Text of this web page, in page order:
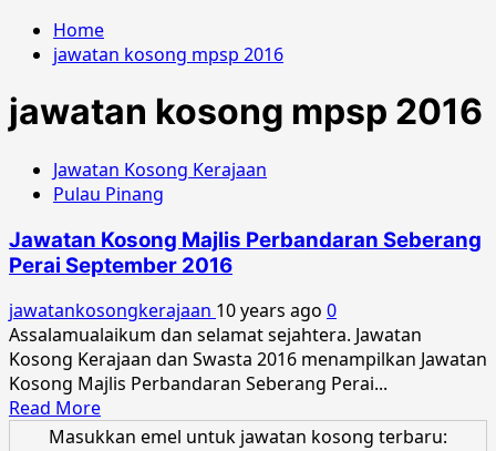
Home
jawatan kosong mpsp 2016
jawatan kosong mpsp 2016
Jawatan Kosong Kerajaan
Pulau Pinang
Jawatan Kosong Majlis Perbandaran Seberang
Perai September 2016
jawatankosongkerajaan 10 years ago 0
Assalamualaikum dan selamat sejahtera. Jawatan
Kosong Kerajaan dan Swasta 2016 menampilkan Jawatan
Kosong Majlis Perbandaran Seberang Perai...
Read MoreRead
more
Masukkan emel untuk jawatan kosong terbaru: